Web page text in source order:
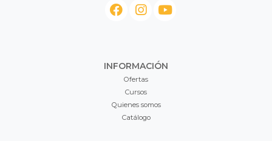
INFORMACIÓN
Ofertas
Cursos
Quienes somos
Catálogo